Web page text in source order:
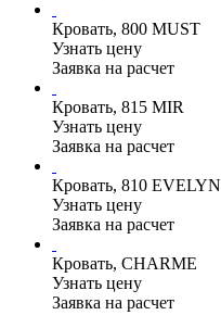
Кровать, 800 MUST
Узнать цену
Заявка на расчет
Кровать, 815 MIR
Узнать цену
Заявка на расчет
Кровать, 810 EVELYN
Узнать цену
Заявка на расчет
Кровать, CHARME
Узнать цену
Заявка на расчет